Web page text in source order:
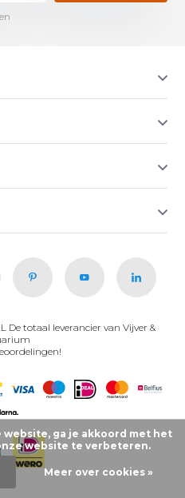
De totaal leverancier van Vijver &
ga je akkoord met het
website te verbeteren.
Meer over cookies »